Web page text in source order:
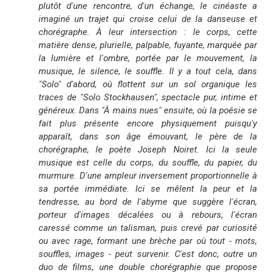
plutôt d'une rencontre, d'un échange, le cinéaste a
imaginé un trajet qui croise celui de la danseuse et
chorégraphe. À leur intersection : le corps, cette
matière dense, plurielle, palpable, fuyante, marquée par
la lumière et l'ombre, portée par le mouvement, la
musique, le silence, le souffle. Il y a tout cela, dans
"Solo" d'abord, où flottent sur un sol organique les
traces de "Solo Stockhausen", spectacle pur, intime et
généreux. Dans "À mains nues" ensuite, où la poésie se
fait plus présente encore physiquement puisqu'y
apparaît, dans son âge émouvant, le père de la
chorégraphe, le poète Joseph Noiret. Ici la seule
musique est celle du corps, du souffle, du papier, du
murmure. D'une ampleur inversement proportionnelle à
sa portée immédiate. Ici se mêlent la peur et la
tendresse, au bord de l'abyme que suggère l'écran,
porteur d'images décalées ou à rebours, l'écran
caressé comme un talisman, puis crevé par curiosité
ou avec rage, formant une brèche par où tout - mots,
souffles, images - peut survenir. C'est donc, outre un
duo de films, une double chorégraphie que propose